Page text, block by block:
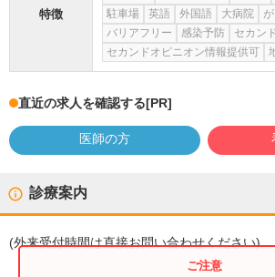
特徴
駐車場
英語 外国語 大病院
バリアフリー
感染予防
セカン
セカンドオピニオン情報提供可
直近の求人を確認する[PR]
医師の方
診療案内
(外来受付時間は直接お問い合わせください)